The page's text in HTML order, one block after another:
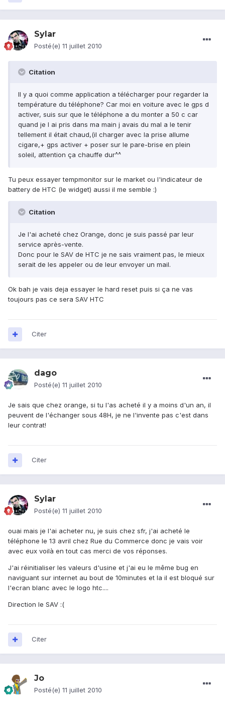
Sylar
Posté(e) 11 juillet 2010
Citation
Il y a quoi comme application a télécharger pour regarder la
température du téléphone? Car moi en voiture avec le gps d
activer, suis sur que le téléphone a du monter a 50 c car
quand je l ai pris dans ma main j avais du mal a le tenir
tellement il était chaud,(il charger avec la prise allume
cigare,+ gps activer + poser sur le pare-brise en plein
soleil, attention ça chauffe dur^^
Tu peux essayer tempmonitor sur le market ou l'indicateur de
battery de HTC (le widget) aussi il me semble :)
Citation
Je l'ai acheté chez Orange, donc je suis passé par leur
service après-vente.
Donc pour le SAV de HTC je ne sais vraiment pas, le mieux
serait de les appeler ou de leur envoyer un mail.
Ok bah je vais deja essayer le hard reset puis si ça ne vas
toujours pas ce sera SAV HTC
Citer
dago
Posté(e) 11 juillet 2010
Je sais que chez orange, si tu l'as acheté il y a moins d'un an, il
peuvent de l'échanger sous 48H, je ne l'invente pas c'est dans
leur contrat!
Citer
Sylar
Posté(e) 11 juillet 2010
ouai mais je l'ai acheter nu, je suis chez sfr, j'ai acheté le
téléphone le 13 avril chez Rue du Commerce donc je vais voir
avec eux voilà en tout cas merci de vos réponses.
J'ai réinitialiser les valeurs d'usine et j'ai eu le même bug en
naviguant sur internet au bout de 10minutes et la il est bloqué sur
l'ecran blanc avec le logo htc....
Direction le SAV :(
Citer
Jo
Posté(e) 11 juillet 2010